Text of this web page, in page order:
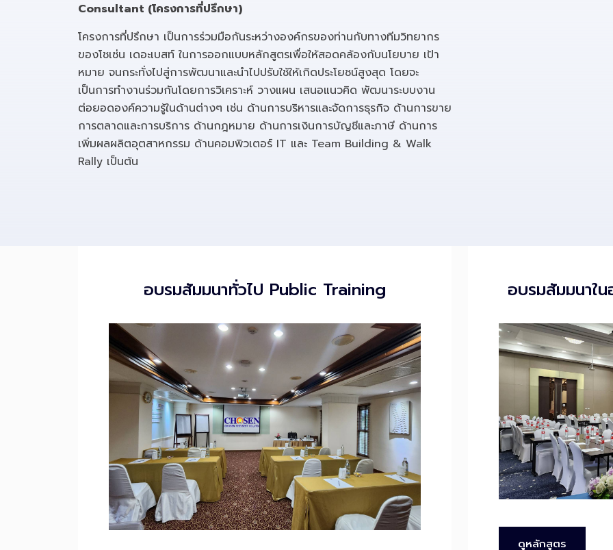
Consultant (โครงการที่ปรึกษา)
โครงการที่ปรึกษา เป็นการร่วมมือกันระหว่างองค์กรของท่านกับทางทีมวิทยากร
ของโชเซ่น เดอะเบสท์ ในการออกแบบหลักสูตรเพื่อให้สอดคล้องกับนโยบาย เป้า
หมาย จนกระทั่งไปสู่การพัฒนาและนำไปปรับใช้ให้เกิดประโยชน์สูงสุด โดยจะ
เป็นการทำงานร่วมกันโดยการวิเคราะห์ วางแผน เสนอแนวคิด พัฒนาระบบงาน
ต่อยอดองค์ความรู้ในด้านต่างๆ เช่น ด้านการบริหารและจัดการธุรกิจ ด้านการขาย
การตลาดและการบริการ ด้านกฎหมาย ด้านการเงินการบัญชีและภาษี ด้านการ
เพิ่มผลผลิตอุตสาหกรรม ด้านคอมพิวเตอร์ IT และ Team Building & Walk
Rally เป็นต้น
อบรมสัมมนาทั่วไป Public Training อบรมสัมมนาใ
ดูหลักสูตร